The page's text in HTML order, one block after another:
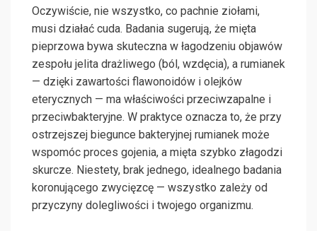
Oczywiście, nie wszystko, co pachnie ziołami,
musi działać cuda. Badania sugerują, że mięta
pieprzowa bywa skuteczna w łagodzeniu objawów
zespołu jelita drażliwego (ból, wzdęcia), a rumianek
— dzięki zawartości flawonoidów i olejków
eterycznych — ma właściwości przeciwzapalne i
przeciwbakteryjne. W praktyce oznacza to, że przy
ostrzejszej biegunce bakteryjnej rumianek może
wspomóc proces gojenia, a mięta szybko złagodzi
skurcze. Niestety, brak jednego, idealnego badania
koronującego zwycięzcę — wszystko zależy od
przyczyny dolegliwości i twojego organizmu.